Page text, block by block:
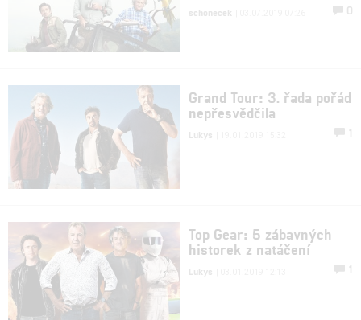
schonecek 0
Grand Tour: 3. řada pořád
nepřesvědčila
Lukys 1
Top Gear: 5 zábavných
historek z natáčení
Lukys 1